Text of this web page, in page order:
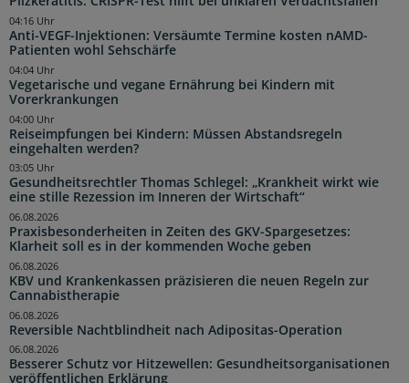
Anti-VEGF-Injektionen: Versäumte Termine kosten nAMD-
Patienten wohl Sehschärfe
04:16 Uhr
Vegetarische und vegane Ernährung bei Kindern mit
Vorerkrankungen
04:04 Uhr
Reiseimpfungen bei Kindern: Müssen Abstandsregeln
eingehalten werden?
04:00 Uhr
Gesundheitsrechtler Thomas Schlegel: „Krankheit wirkt wie
eine stille Rezession im Inneren der Wirtschaft“
03:05 Uhr
Praxisbesonderheiten in Zeiten des GKV-Spargesetzes:
Klarheit soll es in der kommenden Woche geben
06.08.2026
KBV und Krankenkassen präzisieren die neuen Regeln zur
Cannabistherapie
06.08.2026
Reversible Nachtblindheit nach Adipositas-Operation
06.08.2026
Besserer Schutz vor Hitzewellen: Gesundheitsorganisationen
veröffentlichen Erklärung
06.08.2026